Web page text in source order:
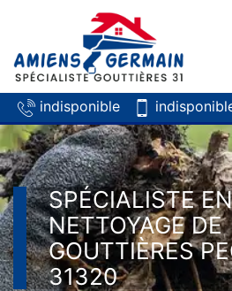
indisponible
SPÉCIALISTE EN
NETTOYAGE DE
GOUTTIÈRES
31320